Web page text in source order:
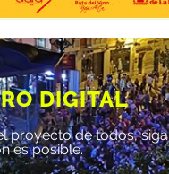
DIGITAL
proyecto de todos, siga
es posible.